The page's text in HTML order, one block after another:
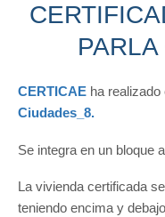
CERTICAE ha realizado
Ciudades_8.
Se integra en un bloque
La vivienda certificada
teniendo encima y